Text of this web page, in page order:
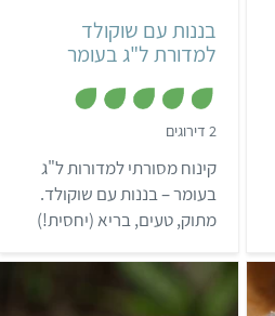
בננות עם שוקולד
למדורת ל"ג בעומר
2 דירוגים
מ
ת
ו
5
קינוח מסורתי למדורות ל"ג
בעומר – בננות עם שוקולד.
מתוק, טעים, בריא (יחסית!)
לקינוח מושלם?